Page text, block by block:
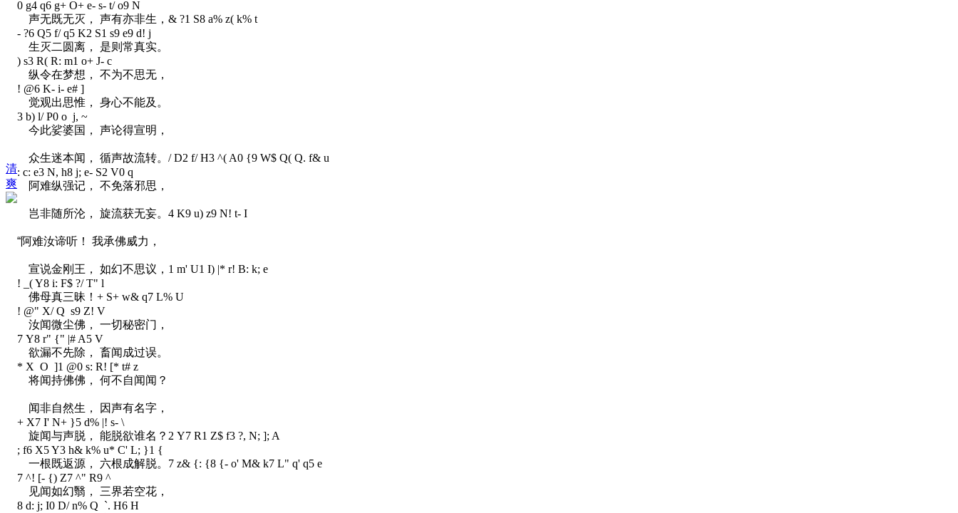
清
爽
0 g4 q6 g+ O+ e- s- t/ o9 N
声无既无灭， 声有亦非生， & ?1 S8 a% z( k% t
- ?6 Q5 f/ q5 K2 S1 s9 e9 d! j
生灭二圆离， 是则常真实。
) s3 R( R: m1 o+ J- c
纵令在梦想， 不为不思无，
! @6 K- i- e# ]
觉观出思惟， 身心不能及。
3 b) l/ P0 o j, ~
今此娑婆国， 声论得宣明，
众生迷本闻， 循声故流转。 / D2 f/ H3 ^( A0 {9 W$ Q( Q. f& u
: c: e3 N, h8 j; e- S2 V0 q
阿难纵强记， 不免落邪思，
岂非随所沦， 旋流获无妄。 4 K9 u) z9 N! t- I
“阿难汝谛听！ 我承佛威力，
宣说金刚王， 如幻不思议， 1 m' U1 I) |* r! B: k; e
! _( Y8 i: F$ ?/ T" l
佛母真三昧！ + S+ w& q7 L% U
! @" X/ Q s9 Z! V
汝闻微尘佛， 一切秘密门，
7 Y8 r" {" |# A5 V
欲漏不先除， 畜闻成过误。
* X O ]1 @0 s: R! [* t# z
将闻持佛佛， 何不自闻闻？
闻非自然生， 因声有名字，
+ X7 I' N+ }5 d% |! s- \
旋闻与声脱， 能脱欲谁名？ 2 Y7 R1 Z$ f3 ?, N; ]; A
; f6 X5 Y3 h& k% u* C' L; }1 {
一根既返源， 六根成解脱。 7 z& {: {8 {- o' M& k7 L" q' q5 e
7 ^! [- {) Z7 ^" R9 ^
见闻如幻翳， 三界若空花，
8 d: j; I0 D/ n% Q `. H6 H